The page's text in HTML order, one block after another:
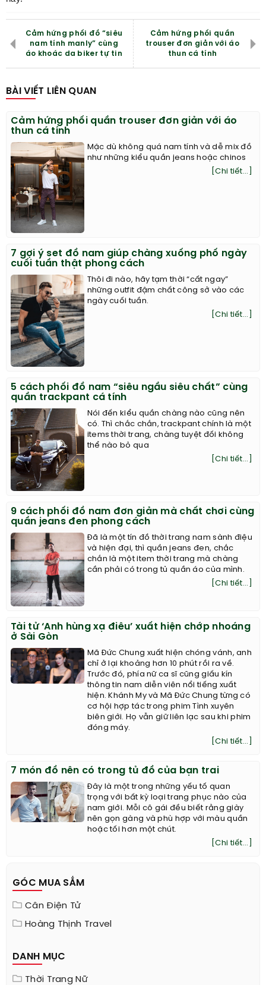
Cảm hứng phối đồ “siêu
nam tính manly” cùng
áo khoác da biker tự tin
Cảm hứng phối quần
trouser đơn giản với áo
thun cá tính
BÀI VIẾT LIÊN QUAN
Cảm hứng phối quần trouser đơn giản với áo
thun cá tính
Mặc dù không quá nam tính và dễ mix đồ
như những kiểu quần jeans hoặc chinos
[Chi tiết...]
7 gợi ý set đồ nam giúp chàng xuống phố ngày
cuối tuần thật phong cách
Thôi đi nào, hãy tạm thời “cất ngay”
những outfit đậm chất công sở vào các
ngày cuối tuần.
[Chi tiết...]
5 cách phối đồ nam “siêu ngầu siêu chất” cùng
quần trackpant cá tính
Nói đến kiểu quần chàng nào cũng nên
có. Thì chắc chắn, trackpant chính là một
items thời trang, chàng tuyệt đối không
thể nào bỏ qua
[Chi tiết...]
9 cách phối đồ nam đơn giản mà chất chơi cùng
quần jeans đen phong cách
Đã là một tín đồ thời trang nam sành điệu
và hiện đại, thì quần jeans đen, chắc
chắn là một item thời trang mà chàng
cần phải có trong tủ quần áo của mình.
[Chi tiết...]
Tài tử ‘Anh hùng xạ điêu’ xuất hiện chớp nhoáng
ở Sài Gòn
Mã Đức Chung xuất hiện chóng vánh, anh
chỉ ở lại khoảng hơn 10 phút rồi ra về.
Trước đó, phía nữ ca sĩ cũng giấu kín
thông tin nam diễn viên nổi tiếng xuất
hiện. Khánh My và Mã Đức Chung từng có
cơ hội hợp tác trong phim Tình xuyên
biên giới. Họ vẫn giữ liên lạc sau khi phim
đóng máy.
[Chi tiết...]
7 món đồ nên có trong tủ đồ của bạn trai
Đây là một trong những yếu tố quan
trọng với bất kỳ loại trang phục nào của
nam giới. Mỗi cô gái đều biết rằng giày
nên gọn gàng và phù hợp với màu quần
hoặc tối hơn một chút.
[Chi tiết...]
GÓC MUA SẮM
Cân Điện Tử
Hoàng Thịnh Travel
DANH MỤC
Thời Trang Nữ